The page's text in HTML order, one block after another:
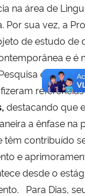
na área de
Por sua vez, a
de estudo de
e é
em
destacando que
a ênfase na
têm contribuído
e
desde o
Para Dias,